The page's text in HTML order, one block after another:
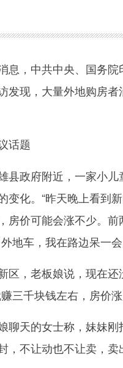
，中共中央、国务院
发现，大量外地购房
话题
政府附近，一家小儿
变化。“昨天晚上看到
房价可能会涨不少。
地车，我在路边呆一
，老板娘说，现在还
三千块钱左右，房价
天的女士称，妹妹刚
，不让动也不让卖，卖